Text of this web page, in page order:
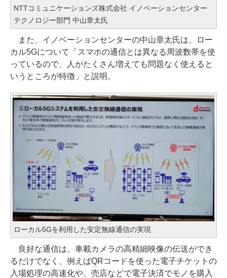
NTTコミュニケーションズ株式会社 イノベーションセンター
テクノロジー部門 中山章太氏
また、イノベーションセンターの中山章太氏は、ロー
カル5Gについて「スマホの通信とは異なる周波数帯を使
っているので、人がたくさん増えても問題なく使えると
いうところが特徴」と説明。
ローカル5Gを利用した安定無線通信の実現
良好な通信は、車載カメラの高精細映像の伝送ができ
るだけでなく、例えばQRコードを使った電子チケットの
入場処理の高速化や、売店などで電子決済でモノを購入